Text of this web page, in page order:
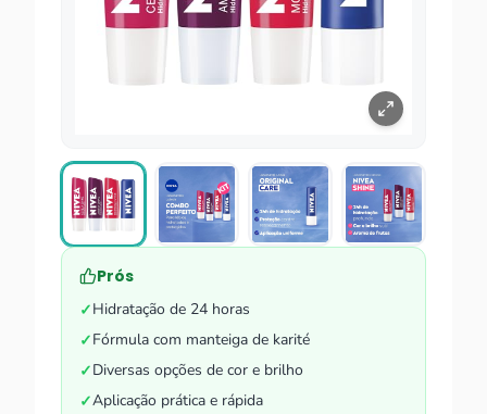
Prós
✓Hidratação de 24 horas
✓Fórmula com manteiga de karité
✓Diversas opções de cor e brilho
✓Aplicação prática e rápida